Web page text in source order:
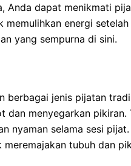
Anda dapat menikmati
energi
yang sempurna di sini.
berbagai jenis pijatan
dan menyegarkan
nyaman selama sesi
tubuh dan